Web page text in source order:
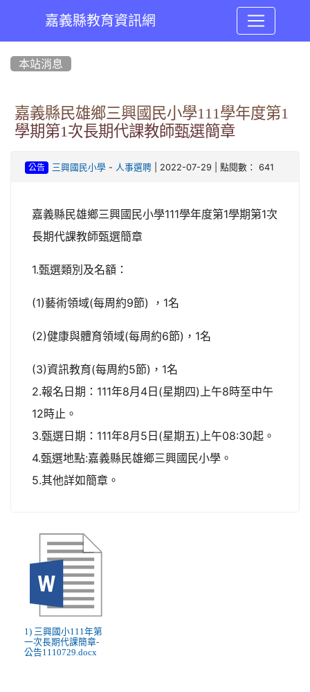
嘉義縣教育資訊網
本站消息
嘉義縣民雄鄉三興國民小學111學年度第1
學期第1次長期代課教師甄選簡章
公告 三興國民小學- 人事選聘| 2022-07-29 | 點閱數： 641
嘉義縣民雄鄉三興國民小學111學年度第1學期第1次
長期代課教師甄選簡章
1.甄選類別及名額：
(1)藝術領域(每周約9節) ，1名
(2)健康與體育領域(每周約6節)，1名
(3)資訊教育(每周約5節)，1名
2.報名日期：111年8月4日(星期四)上午8時至中午
12時止。
3.甄選日期：111年8月5日(星期五)上午08:30起。
4.甄選地點:嘉義縣民雄鄉三興國民小學。
5.其他詳如簡章。
1) 三興國小111年第
一次長期代課簡章-
公告1110729.docx